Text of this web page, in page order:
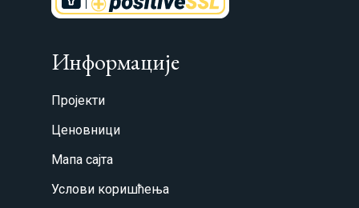
Информације
Пројекти
Ценовници
Мапа сајта
Услови коришћења